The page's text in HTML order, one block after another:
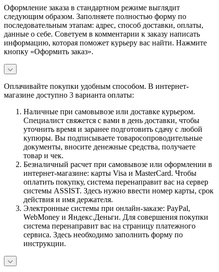
Оформление заказа в стандартном режиме выглядит
следующим образом. Заполняете полностью форму по
последовательным этапам: адрес, способ доставки, оплаты,
данные о себе. Советуем в комментарии к заказу написать
информацию, которая поможет курьеру вас найти. Нажмите
кнопку «Оформить заказ».
Оплачивайте покупки удобным способом. В интернет-
магазине доступно 3 варианта оплаты:
Наличные при самовывозе или доставке курьером.
Специалист свяжется с вами в день доставки, чтобы
уточнить время и заранее подготовить сдачу с любой
купюры. Вы подписываете товаросопроводительные
документы, вносите денежные средства, получаете
товар и чек.
Безналичный расчет при самовывозе или оформлении в
интернет-магазине: карты Visa и MasterCard. Чтобы
оплатить покупку, система перенаправит вас на сервер
системы ASSIST. Здесь нужно ввести номер карты, срок
действия и имя держателя.
Электронные системы при онлайн-заказе: PayPal,
WebMoney и Яндекс.Деньги. Для совершения покупки
система перенаправит вас на страницу платежного
сервиса. Здесь необходимо заполнить форму по
инструкции.